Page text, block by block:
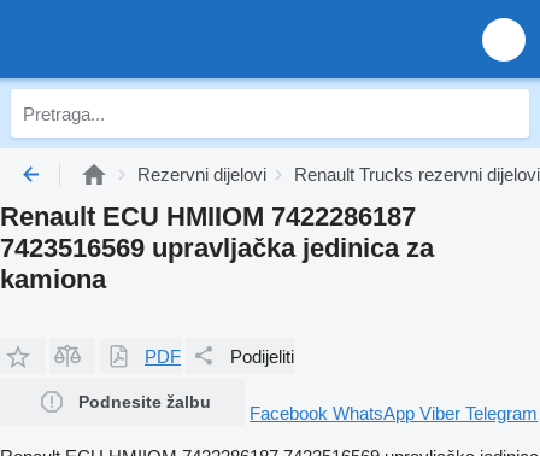
Rezervni dijelovi Renault Trucks rezervni dijelovi
Renault ECU HMIIOM 7422286187
7423516569 upravljačka jedinica za
kamiona
PDF Podijeliti
Podnesite žalbu
Facebook WhatsApp Viber Telegram